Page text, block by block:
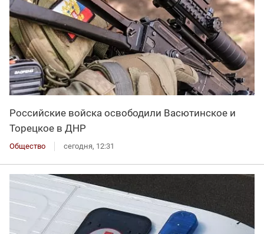
Российские войска освободили Васютинское и
Торецкое в ДНР
Общество сегодня, 12:31